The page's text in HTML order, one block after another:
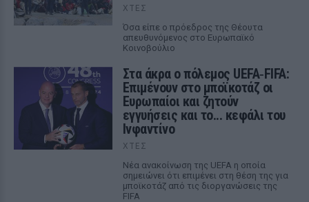
ΧΤΕΣ
Όσα είπε ο πρόεδρος της Θέουτα
απευθυνόμενος στο Ευρωπαϊκό
Κοινοβούλιο
Στα άκρα ο πόλεμος UEFA‑FIFA:
Επιμένουν στο μποϊκοτάζ οι
Ευρωπαίοι και ζητούν
εγγυήσεις και το... κεφάλι του
Ινφαντίνο
ΧΤΕΣ
Νέα ανακοίνωση της UEFA η οποία
σημειώνει ότι επιμένει στη θέση της για
μποϊκοτάζ από τις διοργανώσεις της
FIFA